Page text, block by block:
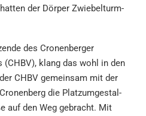
der Dörper Zwiebel turm-
des Cronen­ber­ger
(CHBV), klang das wohl in den
CHBV gemein­sam mit der
nenberg die Platz­um­ge­stal­
auf den Weg gebracht. Mit